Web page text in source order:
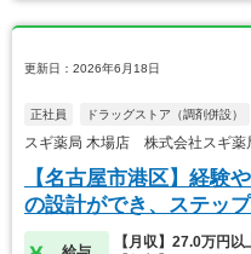
更新日：2026年6月18日
正社員 ドラッグストア（調剤併設）
スギ薬局 木場店 株式会社スギ薬
【名古屋市港区】経験
の設計ができ、ステップ
【月収】27.0万円以